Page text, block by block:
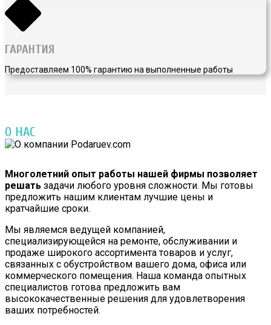
ГАРАНТИЯ
Предоставляем 100% гарантию на выполненные работы
О НАС
Многолетний опыт работы нашей фирмы позволяет
решать задачи любого уровня сложности. Мы готовы
предложить нашим клиентам лучшие цены и
кратчайшие сроки.
Мы являемся ведущей компанией,
специализирующейся на ремонте, обслуживании и
продаже широкого ассортимента товаров и услуг,
связанных с обустройством вашего дома, офиса или
коммерческого помещения. Наша команда опытных
специалистов готова предложить вам
высококачественные решения для удовлетворения
ваших потребностей.